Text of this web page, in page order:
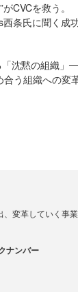
CVCを救う。
条氏に聞く成
沈黙の組織」
う組織への変
変革していく事
ナンバー